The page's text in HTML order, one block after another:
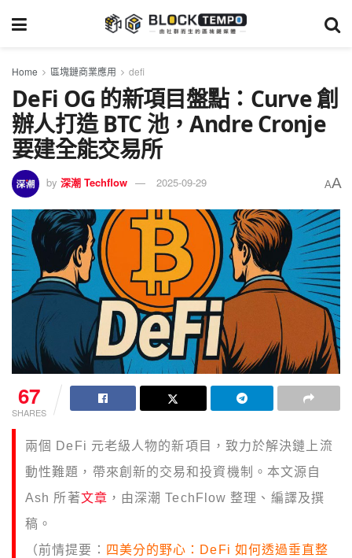
Home 區塊鏈商業應用 defi
DeFi OG 的新項目盤點：Curve 創
辦人打造 BTC 池，Andre Cronje
要建全能交易所
by 深潮 Techflow 2025-09-29 AA
67
SHARES
兩個 DeFi 元老級人物的新項目，致力於解決鏈上流
動性難題，帶來創新的交易和投資機制。本文源自
Ash 所著文章 ，由深潮 TechFlow 整理、編譯及撰
稿。
（前情提要： 四美分的野心：DeFi 如何透過垂直整